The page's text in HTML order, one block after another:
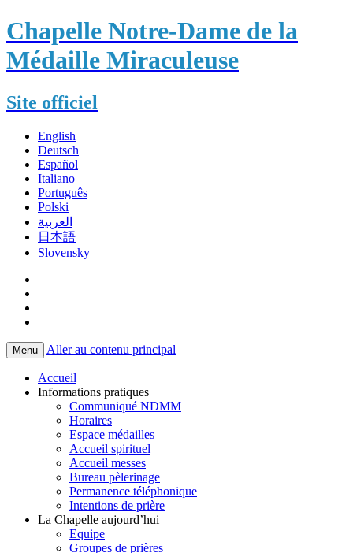
Chapelle Notre-Dame de la
Médaille Miraculeuse
Site officiel
English
Deutsch
Español
Italiano
Português
Polski
العربية
日本語
Slovensky
Menu Aller au contenu principal
Accueil
Informations pratiques
Communiqué NDMM
Horaires
Espace médailles
Accueil spirituel
Accueil messes
Bureau pèlerinage
Permanence téléphonique
Intentions de prière
La Chapelle aujourd’hui
Equipe
Groupes de prières